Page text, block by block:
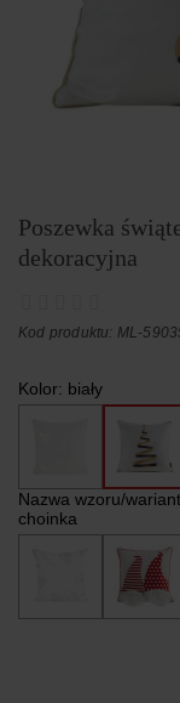
Poszewka
dekoracyjna
Kod produktu: ML-
Kolor: biały
Nazwa wzoru/
choinka